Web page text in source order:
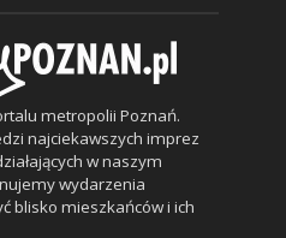
metropolii Poznań.
najciekawszych imprez
w naszym
wydarzenia
blisko mieszkańców i ich